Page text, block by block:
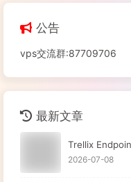
公告
vps交流群:87709706
最新文章
Trellix
2026-07-08